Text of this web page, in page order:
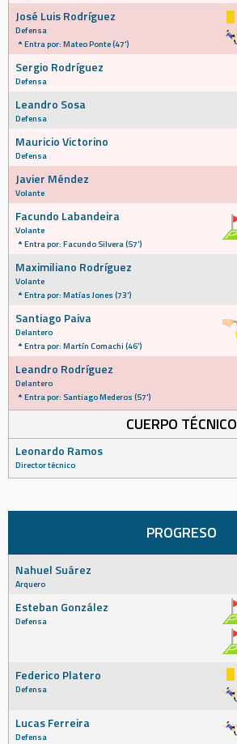
José Luis Rodríguez
Defensa
Entra por: Mateo Ponte (47')
Sergio Rodríguez
Defensa
Leandro Sosa
Defensa
Mauricio Victorino
Defensa
Javier Méndez
Volante
Facundo Labandeira
Volante
Entra por: Facundo Silvera (57')
Maximiliano Rodríguez
Volante
Entra por: Matías Jones (73')
Santiago Paiva
Delantero
Entra por: Martín Comachi (46')
Leandro Rodríguez
Delantero
Entra por: Santiago Mederos (57')
CUERPO TÉCNICO
Leonardo Ramos
Director técnico
PROGRESO
Nahuel Suárez
Arquero
Esteban González
Defensa
Federico Platero
Defensa
Lucas Ferreira
Defensa